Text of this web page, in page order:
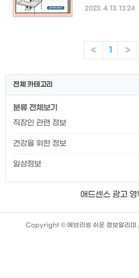
데요. 국비지원 부
겠습니다. 내일배
프 알아보기 목차
확인 후 내일배움
2023. 4. 13. 13:24
« 1 »
전체 카테고리
분류 전체보기
직장인 관련 정보
건강을 위한 정보
일상정보
애드센스 광고 영
Copyright © 에브리씽 쉬운 정보알리미
TistoryWhaleSkin3.4